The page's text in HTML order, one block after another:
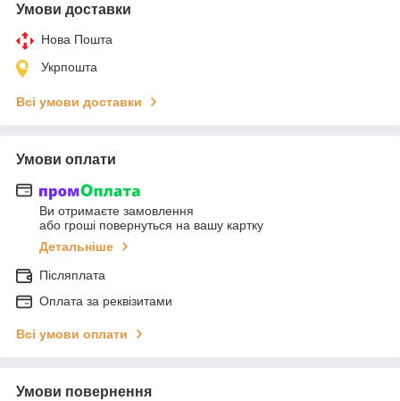
Умови доставки
Нова Пошта
Укрпошта
Всі умови доставки
Умови оплати
Ви отримаєте замовлення
або гроші повернуться на вашу картку
Детальніше
Післяплата
Оплата за реквізитами
Всі умови оплати
Умови повернення